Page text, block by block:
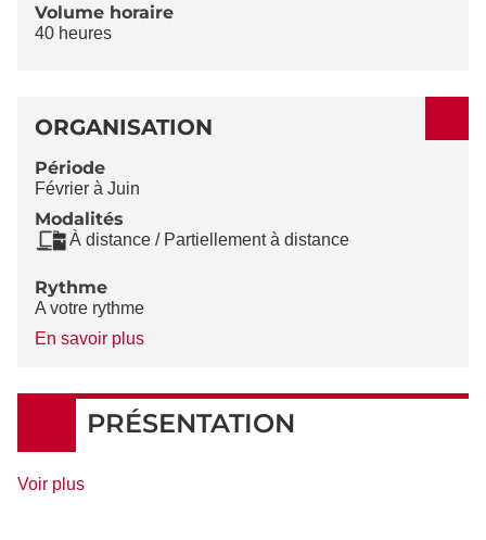
Volume horaire
40 heures
ORGANISATION
Période
Février à Juin
Modalités
À distance / Partiellement à distance
Rythme
A votre rythme
En savoir plusà
Rythme
PRÉSENTATION
Voir plusde